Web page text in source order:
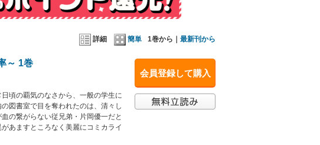
詳細 簡単 1巻から｜ 最新刊から
会員登録して購入
～ 1巻
頃の覇気のなさから、一般の学生に
図書室で目を奪われたのは、清々し
の繋がらない従兄弟・片岡優一だと
あますところなく美麗にコミカライ